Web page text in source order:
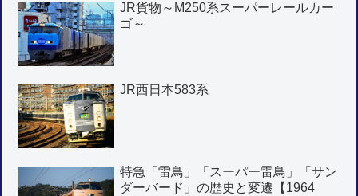
JR貨物～M250系スーパーレールカー
ゴ～
JR西日本583系
特急「雷鳥」「スーパー雷鳥」「サン
ダーバード」の歴史と変遷【1964